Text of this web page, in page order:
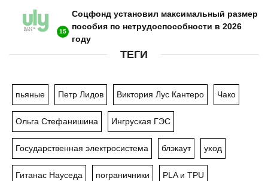
15
Соцфонд установил максимальный размер
пособия по нетрудоспособности в 2026
году
ТЕГИ
пьяные Петр Лидов Виктория Лус Кантеро Чако
Ольга Стефанишина Ингруская ГЭС
Государственная электросистема блэкаут уход
Гитанас Науседа пограничники PLA и TPU